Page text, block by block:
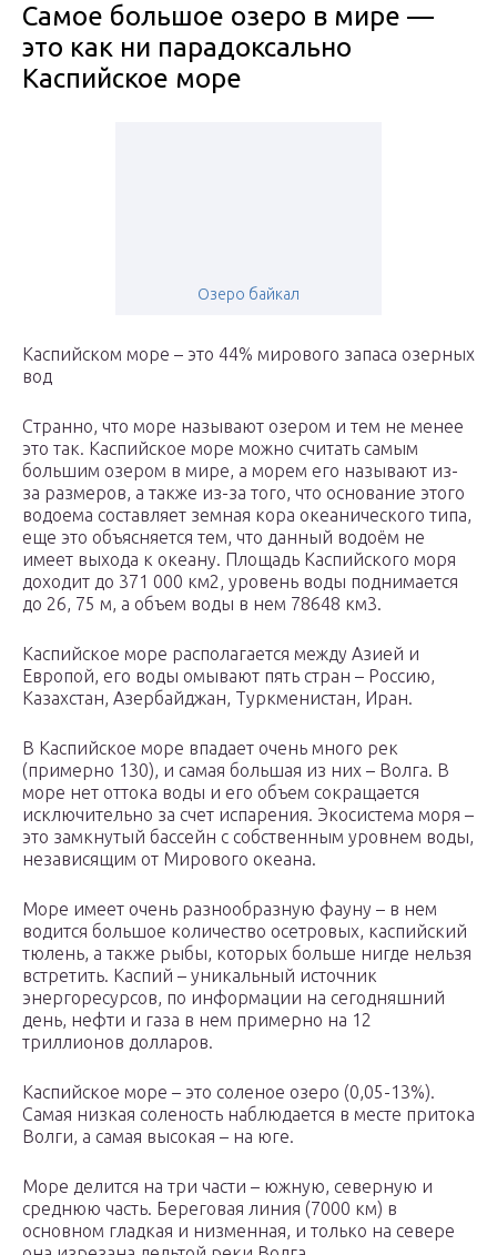
Самое большое озеро в мире —
это как ни парадоксально
Каспийское море
Озеро байкал
Каспийском море – это 44% мирового запаса озерных
вод
Странно, что море называют озером и тем не менее
это так. Каспийское море можно считать самым
большим озером в мире, а морем его называют из-
за размеров, а также из-за того, что основание этого
водоема составляет земная кора океанического типа,
еще это объясняется тем, что данный водоём не
имеет выхода к океану. Площадь Каспийского моря
доходит до 371 000 км2, уровень воды поднимается
до 26, 75 м, а объем воды в нем 78648 км3.
Каспийское море располагается между Азией и
Европой, его воды омывают пять стран – Россию,
Казахстан, Азербайджан, Туркменистан, Иран.
В Каспийское море впадает очень много рек
(примерно 130), и самая большая из них – Волга. В
море нет оттока воды и его объем сокращается
исключительно за счет испарения. Экосистема моря –
это замкнутый бассейн с собственным уровнем воды,
независящим от Мирового океана.
Море имеет очень разнообразную фауну – в нем
водится большое количество осетровых, каспийский
тюлень, а также рыбы, которых больше нигде нельзя
встретить. Каспий – уникальный источник
энергоресурсов, по информации на сегодняшний
день, нефти и газа в нем примерно на 12
триллионов долларов.
Каспийское море – это соленое озеро (0,05-13%).
Самая низкая соленость наблюдается в месте притока
Волги, а самая высокая – на юге.
Море делится на три части – южную, северную и
среднюю часть. Береговая линия (7000 км) в
основном гладкая и низменная, и только на севере